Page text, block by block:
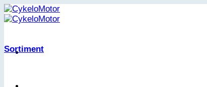
Skip
to
Sortiment